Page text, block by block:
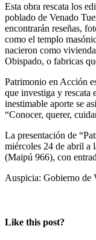
Esta obra rescata los
poblado de Venado
encontrarán reseñas,
como el templo
nacieron como
Obispado, o fabricas
Patrimonio en Acción
que investiga y rescata
inestimable aporte se
“Conocer, querer,
La presentación de
miércoles 24 de abril a
(Maipú 966), con
Auspicia: Gobierno de
Like this post?